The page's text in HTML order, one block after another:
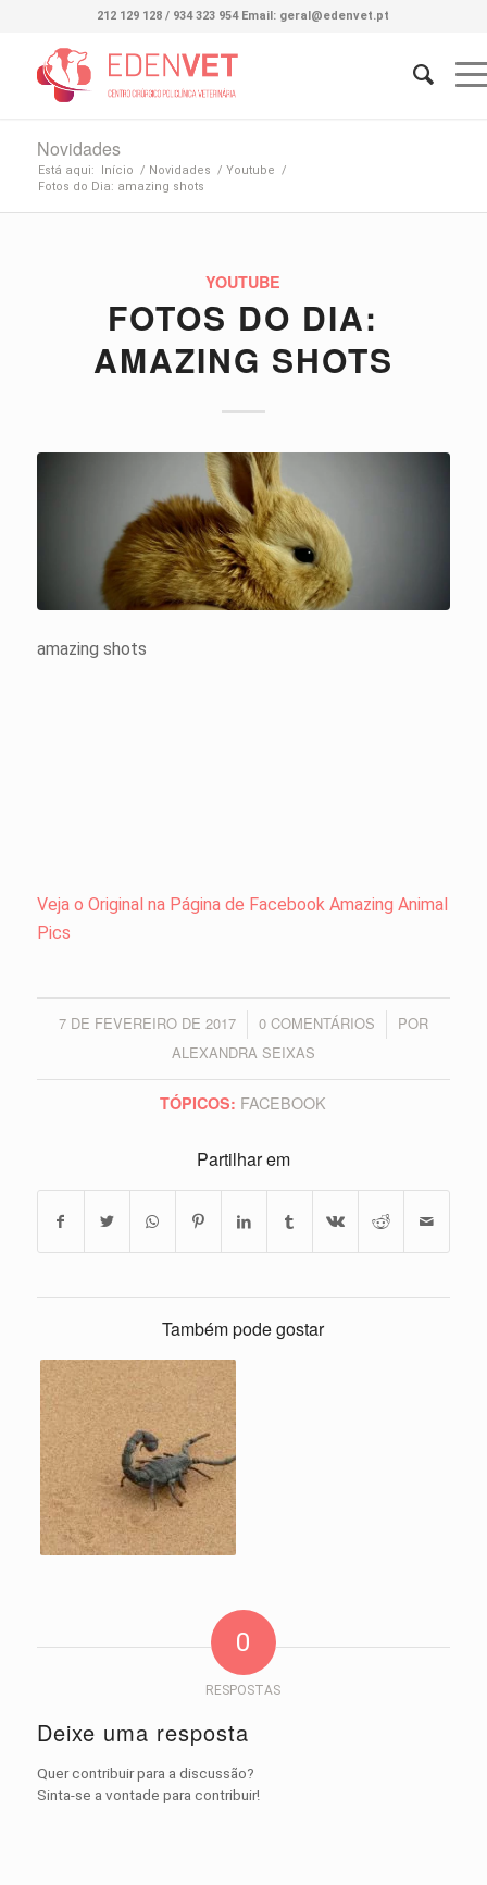
212 129 128 / 934 323 954 Email: geral@edenvet.pt
Novidades
Está aqui: Início / Novidades / Youtube /
Fotos do Dia: amazing shots
YOUTUBE
FOTOS DO DIA:
AMAZING SHOTS
amazing shots
Veja o Original na Página de Facebook Amazing Animal
Pics
7 DE FEVEREIRO DE 2017
/ 0 COMENTÁRIOS
/
POR
ALEXANDRA SEIXAS
TÓPICOS: FACEBOOK
Partilhar em
Também pode gostar
0
RESPOSTAS
Deixe uma resposta
Quer contribuir para a discussão?
Sinta-se a vontade para contribuir!